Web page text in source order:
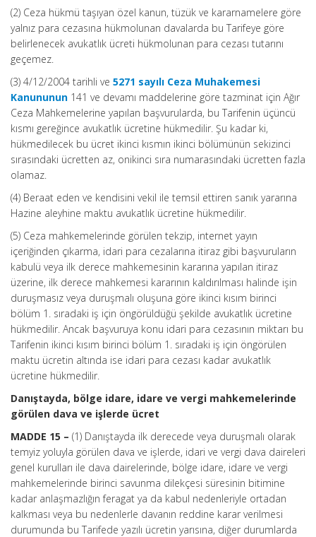
(2) Ceza hükmü taşıyan özel kanun, tüzük ve kararnamelere göre
yalnız para cezasına hükmolunan davalarda bu Tarifeye göre
belirlenecek avukatlık ücreti hükmolunan para cezası tutarını
geçemez.
(3) 4/12/2004 tarihli ve 5271 sayılı Ceza Muhakemesi
Kanununun 141 ve devamı maddelerine göre tazminat için Ağır
Ceza Mahkemelerine yapılan başvurularda, bu Tarifenin üçüncü
kısmı gereğince avukatlık ücretine hükmedilir. Şu kadar ki,
hükmedilecek bu ücret ikinci kısmın ikinci bölümünün sekizinci
sırasındaki ücretten az, onikinci sıra numarasındaki ücretten fazla
olamaz.
(4) Beraat eden ve kendisini vekil ile temsil ettiren sanık yararına
Hazine aleyhine maktu avukatlık ücretine hükmedilir.
(5) Ceza mahkemelerinde görülen tekzip, internet yayın
içeriğinden çıkarma, idari para cezalarına itiraz gibi başvuruların
kabulü veya ilk derece mahkemesinin kararına yapılan itiraz
üzerine, ilk derece mahkemesi kararının kaldırılması halinde işin
duruşmasız veya duruşmalı oluşuna göre ikinci kısım birinci
bölüm 1. sıradaki iş için öngörüldüğü şekilde avukatlık ücretine
hükmedilir. Ancak başvuruya konu idari para cezasının miktarı bu
Tarifenin ikinci kısım birinci bölüm 1. sıradaki iş için öngörülen
maktu ücretin altında ise idari para cezası kadar avukatlık
ücretine hükmedilir.
Danıştayda, bölge idare, idare ve vergi mahkemelerinde
görülen dava ve işlerde ücret
MADDE 15 – (1) Danıştayda ilk derecede veya duruşmalı olarak
temyiz yoluyla görülen dava ve işlerde, idari ve vergi dava daireleri
genel kurulları ile dava dairelerinde, bölge idare, idare ve vergi
mahkemelerinde birinci savunma dilekçesi süresinin bitimine
kadar anlaşmazlığın feragat ya da kabul nedenleriyle ortadan
kalkması veya bu nedenlerle davanın reddine karar verilmesi
durumunda bu Tarifede yazılı ücretin yarısına, diğer durumlarda